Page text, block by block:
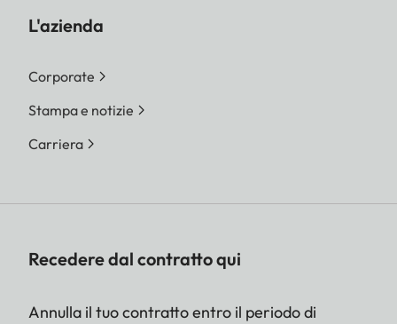
L'azienda
Corporate
Stampa e notizie
Carriera
Recedere dal contratto qui
Annulla il tuo contratto entro il periodo di